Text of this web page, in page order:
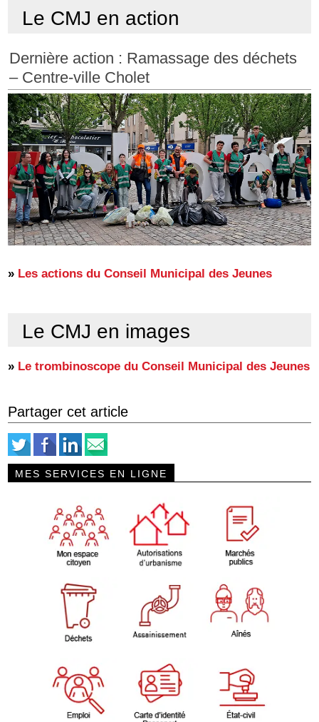
Le CMJ en action
Dernière action : Ramassage des déchets
– Centre-ville Cholet
» Les actions du Conseil Municipal des Jeunes
Le CMJ en images
» Le trombinoscope du Conseil Municipal des Jeunes
Partager cet article
MES SERVICES EN LIGNE